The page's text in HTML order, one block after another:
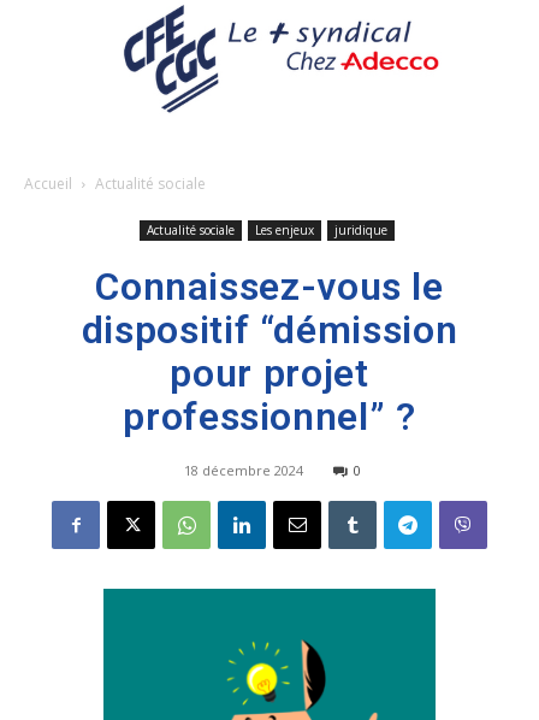
Accueil Actualité sociale
Actualité sociale Les enjeux juridique
Connaissez-vous le
dispositif “démission
pour projet
professionnel” ?
18 décembre 2024 0